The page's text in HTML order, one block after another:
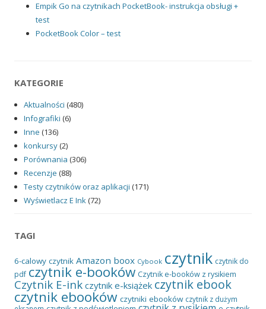
Empik Go na czytnikach PocketBook- instrukcja obsługi +
test
PocketBook Color – test
KATEGORIE
Aktualności (480)
Infografiki (6)
Inne (136)
konkursy(2)
Porównania (306)
Recenzje (88)
Testy czytników oraz aplikacji (171)
Wyświetlacz E Ink(72)
TAGI
6-calowy czytnik Amazon boox Cybook czytnik czytnik do
pdf czytnik e-booków Czytnik e-booków z rysikiem
Czytnik E-ink czytnik e-książek czytnik ebook
czytnik ebooków czytniki ebooków czytnik z dużym